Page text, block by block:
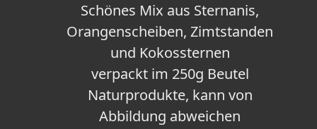
Schönes Mix aus Sternanis,
Orangenscheiben, Zimtstanden
und Kokossternen
verpackt im 250g Beutel
Naturprodukte, kann von
Abbildung abweichen